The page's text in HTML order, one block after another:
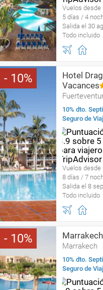
Vuelos desde
5 días / 4
Salida el 30
Todo incluido
10
Hotel
Vacances
10% dto.
Seguro de
Vuelos desde
8 días / 7
Salida el 8
Todo incluido
10
Marrakech
10% dto.
Seguro de